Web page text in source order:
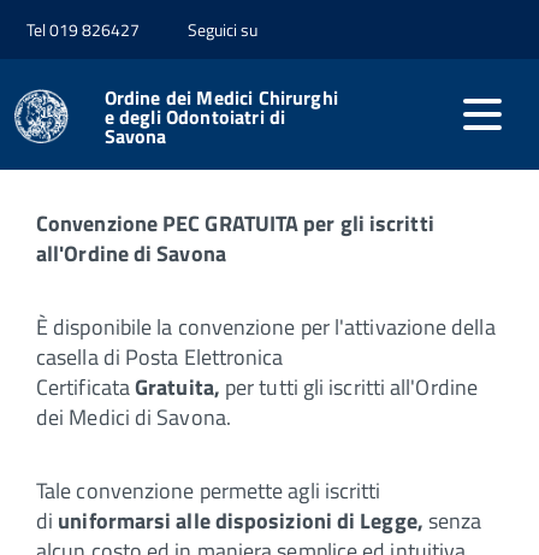
Tel 019 826427 Seguici su
Ordine dei Medici Chirurghi
e degli Odontoiatri di
Savona
Home Servizi online
Richiesta PEC
Convenzione PEC GRATUITA per gli iscritti
all'Ordine di Savona
È disponibile la convenzione per l'attivazione della
casella di Posta Elettronica
CertificataGratuita, per tutti gli iscritti all'Ordine
dei Medici di Savona.
Tale convenzione permette agli iscritti
di uniformarsi alle disposizioni di Legge,senza